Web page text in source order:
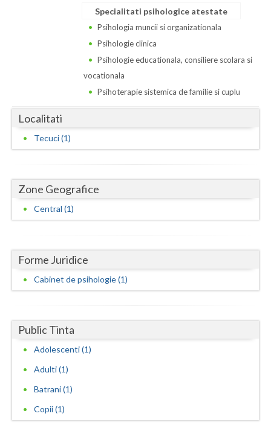
Galati
Giurgiu
Harghita
Iasi
Ilfov
Mehedinti
Neamt
Olt
Specialitati psihologice atestate
Psihologia muncii si organizationala
Psihologie clinica
Psihologie educationala, consiliere scolara si
vocationala
Psihoterapie sistemica de familie si cuplu
Localitati
Tecuci (1)
Zone Geografice
Central (1)
Forme Juridice
Cabinet de psihologie (1)
Public Tinta
Adolescenti (1)
Adulti (1)
Batrani (1)
Copii (1)